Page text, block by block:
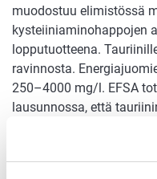
muodostuu elimistössä
kysteiiniaminohappojen
lopputuotteena.
ravinnosta.
250–4000 mg/l. EFSA
lausunnossa, että
pitäisi olla haittaa.
suurimmaksi
havaittavia